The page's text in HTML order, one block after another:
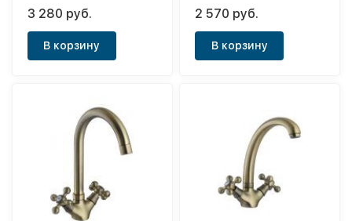
внутренней частью)
Remix
3 280 руб.
В корзину
плоским носом Red
Bronze (толстый корпус)
2 570 руб.
В корзину